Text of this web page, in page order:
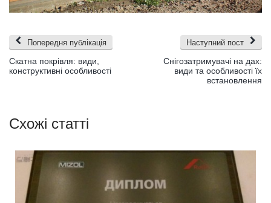
Попередня публікація
Скатна покрівля: види,
конструктивні особливості
Наступний пост
Снігозатримувачі на дах:
види та особливості їх
встановлення
Схожі статті